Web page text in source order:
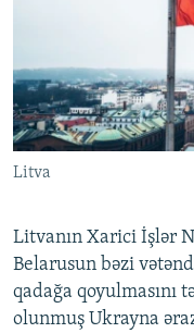
Litva
Litvanın Xarici İşlər
Belarusun bəzi
qadağa qoyulmasını
olunmuş Ukrayna